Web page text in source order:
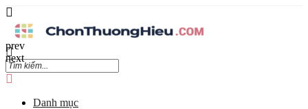
Danh mục
prev
next